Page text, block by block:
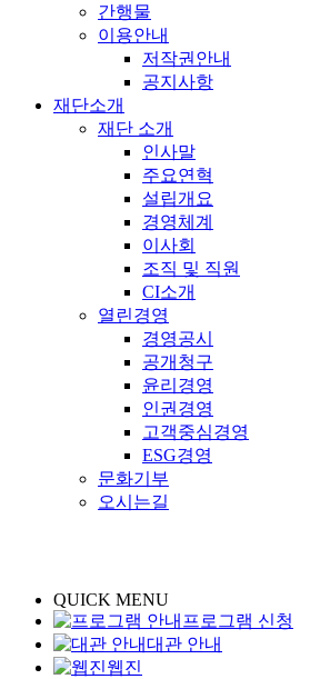
간행물
이용안내
저작권안내
공지사항
재단소개
재단 소개
인사말
주요연혁
설립개요
경영체계
이사회
조직 및 직원
CI소개
열린경영
경영공시
공개청구
윤리경영
인권경영
고객중심경영
ESG경영
문화기부
오시는길
QUICK MENU
프로그램 신청
대관 안내
웹진